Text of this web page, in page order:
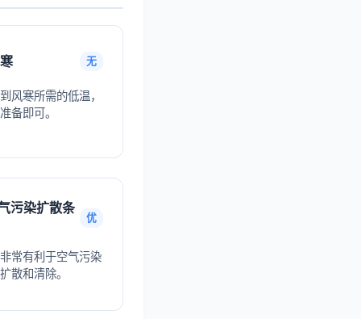
无
风寒所需的低温，
备即可。
污染扩散条
优
常有利于空气污染
散和清除。